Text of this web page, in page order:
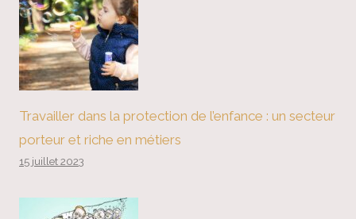
Travailler dans la protection de l’enfance : un secteur
porteur et riche en métiers
15 juillet 2023